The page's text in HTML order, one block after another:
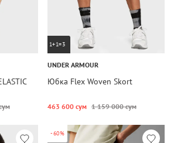
1+1=3
UNDER ARMOUR
Юбка Flex Woven Skort
463 600 сум 1 159 000 сум
-60%